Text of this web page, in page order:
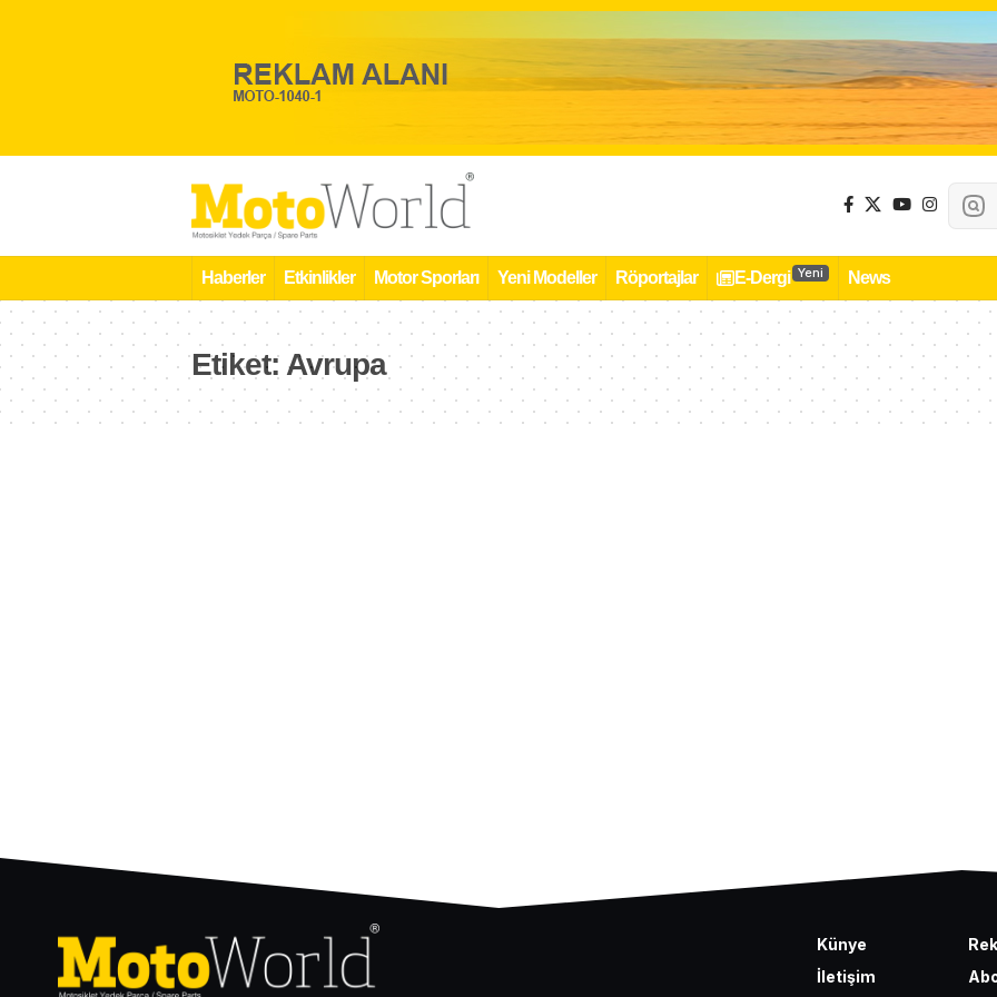
Haberler Etkinlikler Motor Sporları Yeni Modeller Röportajlar E-Dergi Yeni News
Etiket: Avrupa
Künye
İletişim